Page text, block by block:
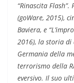
“Rinascita
(goWare, 2015),
Baviera, e
2016), la storia di
Germania della
terrorismo della
eversivo. Il suo